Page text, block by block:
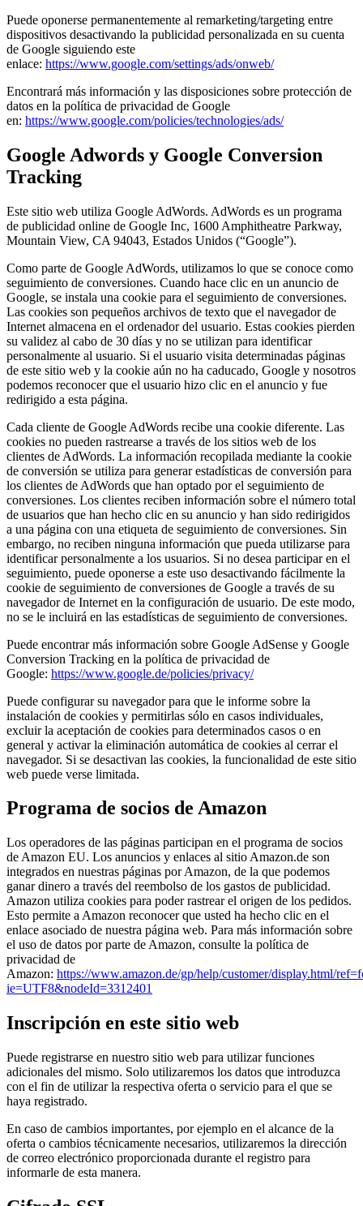
Puede oponerse permanentemente al remarketing/targeting entre
dispositivos desactivando la publicidad personalizada en su cuenta
de Google siguiendo este
enlace: https://www.google.com/settings/ads/onweb/
Encontrará más información y las disposiciones sobre protección de
datos en la política de privacidad de Google
en: https://www.google.com/policies/technologies/ads/
Google Adwords y Google Conversion
Tracking
Este sitio web utiliza Google AdWords. AdWords es un programa
de publicidad online de Google Inc, 1600 Amphitheatre Parkway,
Mountain View, CA 94043, Estados Unidos (“Google”).
Como parte de Google AdWords, utilizamos lo que se conoce como
seguimiento de conversiones. Cuando hace clic en un anuncio de
Google, se instala una cookie para el seguimiento de conversiones.
Las cookies son pequeños archivos de texto que el navegador de
Internet almacena en el ordenador del usuario. Estas cookies pierden
su validez al cabo de 30 días y no se utilizan para identificar
personalmente al usuario. Si el usuario visita determinadas páginas
de este sitio web y la cookie aún no ha caducado, Google y nosotros
podemos reconocer que el usuario hizo clic en el anuncio y fue
redirigido a esta página.
Cada cliente de Google AdWords recibe una cookie diferente. Las
cookies no pueden rastrearse a través de los sitios web de los
clientes de AdWords. La información recopilada mediante la cookie
de conversión se utiliza para generar estadísticas de conversión para
los clientes de AdWords que han optado por el seguimiento de
conversiones. Los clientes reciben información sobre el número total
de usuarios que han hecho clic en su anuncio y han sido redirigidos
a una página con una etiqueta de seguimiento de conversiones. Sin
embargo, no reciben ninguna información que pueda utilizarse para
identificar personalmente a los usuarios. Si no desea participar en el
seguimiento, puede oponerse a este uso desactivando fácilmente la
cookie de seguimiento de conversiones de Google a través de su
navegador de Internet en la configuración de usuario. De este modo,
no se le incluirá en las estadísticas de seguimiento de conversiones.
Puede encontrar más información sobre Google AdSense y Google
Conversion Tracking en la política de privacidad de
Google: https://www.google.de/policies/privacy/
Puede configurar su navegador para que le informe sobre la
instalación de cookies y permitirlas sólo en casos individuales,
excluir la aceptación de cookies para determinados casos o en
general y activar la eliminación automática de cookies al cerrar el
navegador. Si se desactivan las cookies, la funcionalidad de este sitio
web puede verse limitada.
Programa de socios de Amazon
Los operadores de las páginas participan en el programa de socios
de Amazon EU. Los anuncios y enlaces al sitio Amazon.de son
integrados en nuestras páginas por Amazon, de la que podemos
ganar dinero a través del reembolso de los gastos de publicidad.
Amazon utiliza cookies para poder rastrear el origen de los pedidos.
Esto permite a Amazon reconocer que usted ha hecho clic en el
enlace asociado de nuestra página web. Para más información sobre
el uso de datos por parte de Amazon, consulte la política de
privacidad de
Amazon: https://www.amazon.de/gp/help/customer/display.html/
ie=UTF8&nodeId=3312401
Inscripción en este sitio web
Puede registrarse en nuestro sitio web para utilizar funciones
adicionales del mismo. Solo utilizaremos los datos que introduzca
con el fin de utilizar la respectiva oferta o servicio para el que se
haya registrado.
En caso de cambios importantes, por ejemplo en el alcance de la
oferta o cambios técnicamente necesarios, utilizaremos la dirección
de correo electrónico proporcionada durante el registro para
informarle de esta manera.